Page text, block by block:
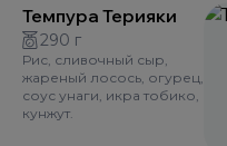
Темпура Терияки
290 г
Рис, сливочный сыр,
жареный лосось, огурец,
соус унаги, икра тобико,
кунжут.